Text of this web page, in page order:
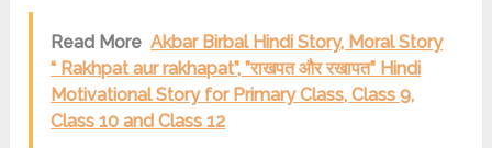
Read More Akbar Birbal Hindi Story, Moral Story
“ Rakhpat aur rakhapat”, ”राखपत और रखापत” Hindi
Motivational Story for Primary Class, Class 9,
Class 10 and Class 12